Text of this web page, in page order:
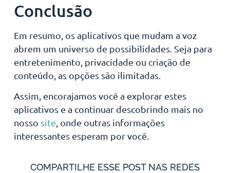
Conclusão
Em resumo, os aplicativos que mudam a voz
abrem um universo de possibilidades. Seja para
entretenimento, privacidade ou criação de
conteúdo, as opções são ilimitadas.
Assim, encorajamos você a explorar estes
aplicativos e a continuar descobrindo mais no
nosso site, onde outras informações
interessantes esperam por você.
COMPARTILHE ESSE POST NAS REDES